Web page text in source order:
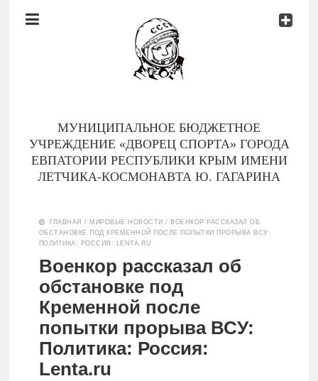
Документы
МУНИЦИПАЛЬНОЕ БЮДЖЕТНОЕ
УЧРЕЖДЕНИЕ «ДВОРЕЦ СПОРТА» ГОРОДА
ЕВПАТОРИИ РЕСПУБЛИКИ КРЫМ ИМЕНИ
ЛЕТЧИКА-КОСМОНАВТА Ю. ГАГАРИНА
Тренеры
Документы
Контакты
Новости
Родителям
ГЛАВНАЯ / МИРОВЫЕ НОВОСТИ / ВОЕНКОР РАССКАЗАЛ ОБ
ОБСТАНОВКЕ ПОД КРЕМЕННОЙ ПОСЛЕ ПОПЫТКИ ПРОРЫВА ВСУ:
ПОЛИТИКА: РОССИЯ: LENTA.RU
Военкор рассказал об
обстановке под
Кременной после
попытки прорыва ВСУ:
Политика: Россия:
Lenta.ru